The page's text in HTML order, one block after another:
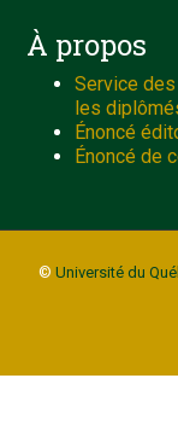
À propos
Service
les
Énoncé
Énoncé de
© Université du